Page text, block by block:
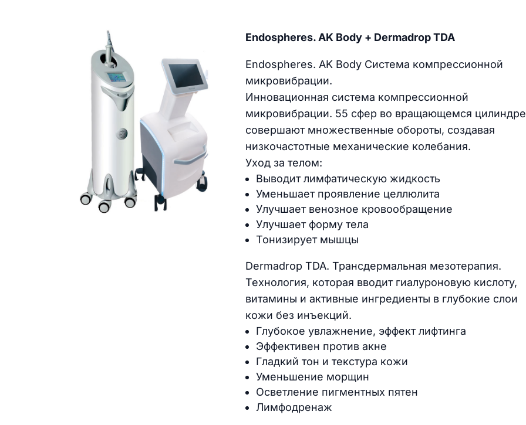
Endospheres. AK Body + Dermadrop TDA
Endospheres. AK Body Система компрессионной
микровибрации.
Инновационная система компрессионной
микровибрации. 55 сфер во вращающемся цилиндре
совершают множественные обороты, создавая
низкочастотные механические колебания.
Уход за телом:
Выводит лимфатическую жидкость
Уменьшает проявление целлюлита
Улучшает венозное кровообращение
Улучшает форму тела
Тонизирует мышцы
Dermadrop TDA. Трансдермальная мезотерапия.
Технология, которая вводит гиалуроновую кислоту,
витамины и активные ингредиенты в глубокие слои
кожи без инъекций.
Глубокое увлажнение, эффект лифтинга
Эффективен против акне
Гладкий тон и текстура кожи
Уменьшение морщин
Осветление пигментных пятен
Лимфодренаж